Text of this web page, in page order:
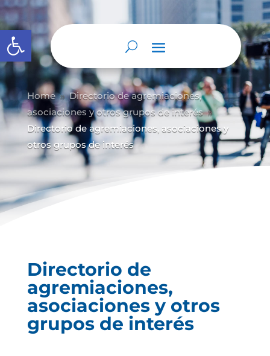
Abrir barra de herramientas
Home 9 Directorio de agremiaciones,
asociaciones y otros grupos de interés 9
Directorio de agremiaciones, asociaciones y
otros grupos de interés
Directorio de
agremiaciones,
asociaciones y otros
grupos de interés